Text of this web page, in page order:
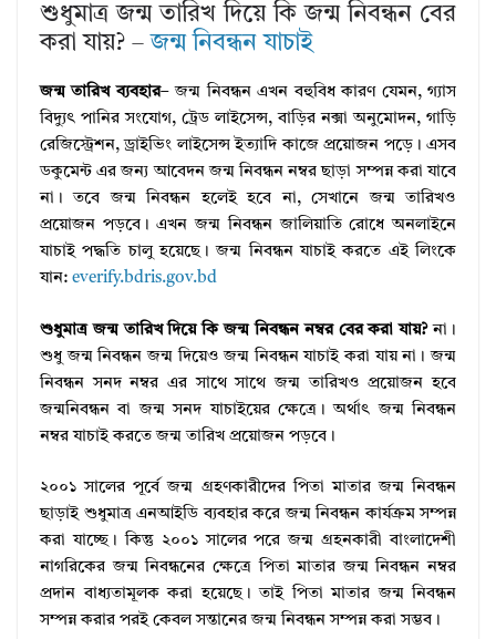
শুধুমাত্র জন্ম তারিখ দিয়ে কি জন্ম নিবন্ধন বের
করা যায়? –জন্ম নিবন্ধন যাচাই
জন্ম তারিখ ব্যবহার– জন্ম নিবন্ধন এখন বহুবিধ কারণ যেমন, গ্যাস
বিদ্যুৎ পানির সংযোগ, ট্রেড লাইসেন্স, বাড়ির নক্সা অনুমোদন, গাড়ি
রেজিস্ট্রেশন, ড্রাইভিং লাইসেন্স ইত্যাদি কাজে প্রয়োজন পড়ে। এসব
ডকুমেন্ট এর জন্য আবেদন জন্ম নিবন্ধন নম্বর ছাড়া সম্পন্ন করা যাবে
না। তবে জন্ম নিবন্ধন হলেই হবে না, সেখানে জন্ম তারিখও
প্রয়োজন পড়বে। এখন জন্ম নিবন্ধন জালিয়াতি রোধে অনলাইনে
যাচাই পদ্ধতি চালু হয়েছে। জন্ম নিবন্ধন যাচাই করতে এই লিংকে
যান: everify.bdris.gov.bd
শুধুমাত্র জন্ম তারিখ দিয়ে কি জন্ম নিবন্ধন নম্বর বের করা যায়?না।
শুধু জন্ম নিবন্ধন জন্ম দিয়েও জন্ম নিবন্ধন যাচাই করা যায় না। জন্ম
নিবন্ধন সনদ নম্বর এর সাথে সাথে জন্ম তারিখও প্রয়োজন হবে
জন্মনিবন্ধন বা জন্ম সনদ যাচাইয়ের ক্ষেত্রে। অর্থাৎ জন্ম নিবন্ধন
নম্বর যাচাই করতে জন্ম তারিখ প্রয়োজন পড়বে।
২০০১ সালের পূর্বে জন্ম গ্রহণকারীদের পিতা মাতার জন্ম নিবন্ধন
ছাড়াই শুধুমাত্র এনআইডি ব্যবহার করে জন্ম নিবন্ধন কার্যক্রম সম্পন্ন
করা যাচ্ছে। কিন্তু ২০০১ সালের পরে জন্ম গ্রহনকারী বাংলাদেশী
নাগরিকের জন্ম নিবন্ধনের ক্ষেত্রে পিতা মাতার জন্ম নিবন্ধন নম্বর
প্রদান বাধ্যতামূলক করা হয়েছে। তাই পিতা মাতার জন্ম নিবন্ধন
সম্পন্ন করার পরই কেবল সন্তানের জন্ম নিবন্ধন সম্পন্ন করা সম্ভব।